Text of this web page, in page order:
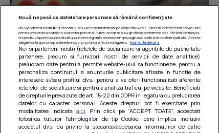
Barcute din vinete cu arpagic rosu
Nouă ne pasă ca datele tale personale să rămână confidențiale
Noi și partenerii noștri 1019stocăm și/sau accesăm informații pe dispozitivul dvs., precum identificatorii cookie unici
pentru prelucrarea datelor cu caracter personal. Puteți accepta sau gestiona preferințele dvs. făcând clic mai jos,
respectiv vă puteți opune utilizării unui interes legitim în orice moment pe pagina cu politica de confidențialitate. Aceste
alegeri vor fi raportate partenerilor noștri și nu vă vor afecta navigarea.
Mai multe detalii
Noi si partenerii nostri (retelele de socializare si agentiile de publicitate
partenere, precum si furnizorii nostri de servicii de date analitice)
prelucram date pentru a permite website-ului sa functioneze, pentru a
personaliza continutul si anunturile publicitare afisate in functie de
interesele si/sau profilul dvs., pentru a va oferi functionalitati aferente
retelelor de socializare si pentru a analiza traficul pe website. Beneficiati
de drepturile prevazute de art. 15-22 din GDPR in legatura cu prelucrarea
datelor cu caracter personal. Aceste drepturi pot fi exercitate prin
modalitatea indicataaici . Prin click pe “ACCEPT TOATE”, acceptati
folosirea tuturor Tehnologiilor de tip Cookie, care implica inclusiv
acceptul dvs. cu privire la stocarea/accesarea informatiilor de catre